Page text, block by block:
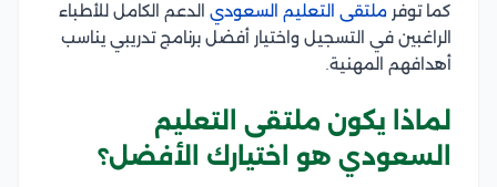
كما توفر ملتقى التعليم السعودي الدعم الكامل للأطباء
الراغبين في التسجيل واختيار أفضل برنامج تدريبي يناسب
أهدافهم المهنية.
لماذا يكون ملتقى التعليم
السعودي هو اختيارك الأفضل؟